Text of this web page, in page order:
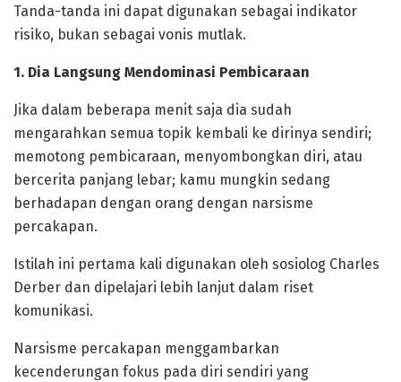
Tanda-tanda ini dapat digunakan sebagai indikator
risiko, bukan sebagai vonis mutlak.
‎1. Dia Langsung Mendominasi Pembicaraan
‎Jika dalam beberapa menit saja dia sudah
mengarahkan semua topik kembali ke dirinya sendiri;
memotong pembicaraan, menyombongkan diri, atau
bercerita panjang lebar; kamu mungkin sedang
berhadapan dengan orang dengan narsisme
percakapan.
‎Istilah ini pertama kali digunakan oleh sosiolog Charles
Derber dan dipelajari lebih lanjut dalam riset
komunikasi.
Narsisme percakapan menggambarkan
kecenderungan fokus pada diri sendiri yang